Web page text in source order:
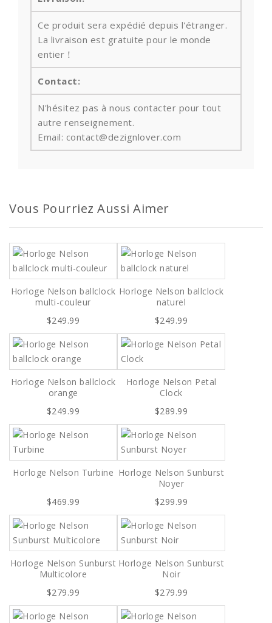
Ce produit sera expédié depuis l'étranger.
La livraison est gratuite pour le monde
entier！
Contact:
N'hésitez pas à nous contacter pour tout
autre renseignement.
Email: contact@dezignlover.com
Vous Pourriez Aussi Aimer
Horloge Nelson ballclock
multi-couleur
$249.99
Horloge Nelson ballclock
naturel
$249.99
Horloge Nelson ballclock
orange
$249.99
Horloge Nelson Petal
Clock
$289.99
Horloge Nelson Turbine
$469.99
Horloge Nelson Sunburst
Noyer
$299.99
Horloge Nelson Sunburst
Multicolore
$279.99
Horloge Nelson Sunburst
Noir
$279.99